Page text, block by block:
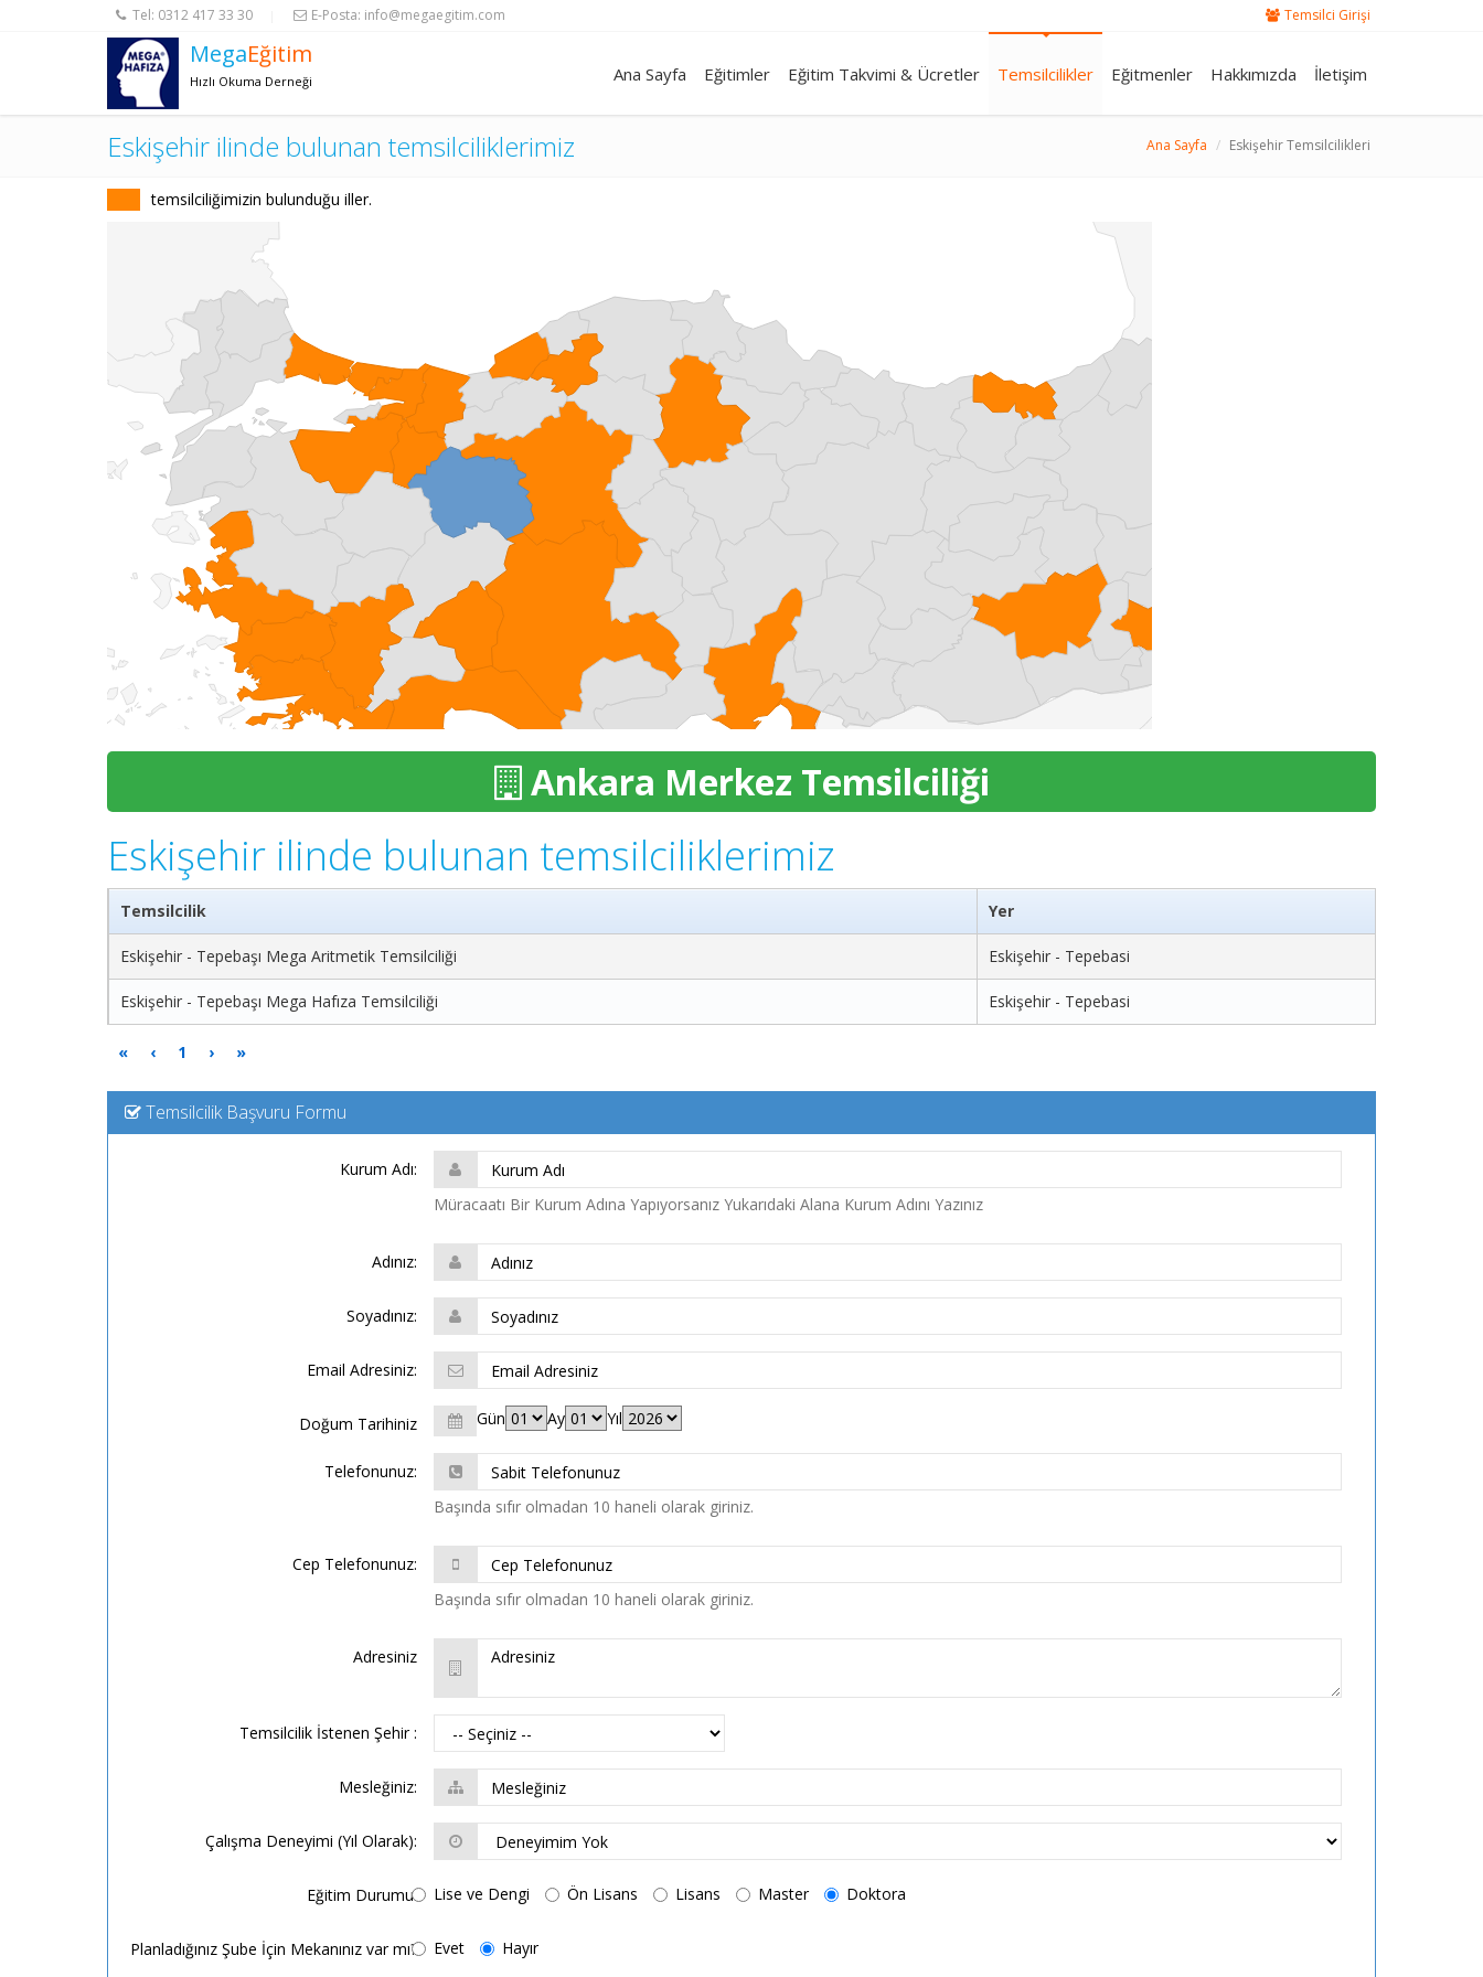
Tel: 0312 417 33 30 E-Posta: info@megaegitim.com Temsilci Girişi
MegaEğitim
Hızlı Okuma Derneği Ana Sayfa Eğitimler Eğitim Takvimi & Ücretler Temsilcilikler Eğitmenler Hakkımızda İletişim
Eskişehir ilinde bulunan temsilciliklerimiz Ana Sayfa Eskişehir Temsilcilikleri
temsilciliğimizin bulunduğu iller.
Ankara Merkez Temsilciliği
Eskişehir ilinde bulunan temsilciliklerimiz
Temsilcilik Yer
Eskişehir - Tepebaşı Mega Aritmetik Temsilciliği Eskişehir - Tepebasi
Eskişehir - Tepebaşı Mega Hafıza Temsilciliği Eskişehir - Tepebasi
« ‹ 1 › »
Temsilcilik Başvuru Formu
Kurum Adı:
Müracaatı Bir Kurum Adına Yapıyorsanız Yukarıdaki Alana Kurum Adını Yazınız
Adınız:
Soyadınız:
Email Adresiniz:
Doğum Tarihiniz Gün Ay Yıl
Telefonunuz:
Başında sıfır olmadan 10 haneli olarak giriniz.
Cep Telefonunuz:
Başında sıfır olmadan 10 haneli olarak giriniz.
Adresiniz
Temsilcilik İstenen Şehir :
Mesleğiniz:
Çalışma Deneyimi (Yıl Olarak):
Eğitim Durumu: Lise ve Dengi Ön Lisans Lisans Master Doktora
Planladığınız Şube İçin Mekanınız var mı? Evet Hayır